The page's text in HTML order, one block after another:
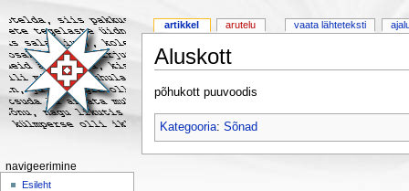
Aluskott
põhukott puuvoodis
Kategooria: Sõnad
artikkel arutelu vaata lähteteksti
navigeerimine
Esileht